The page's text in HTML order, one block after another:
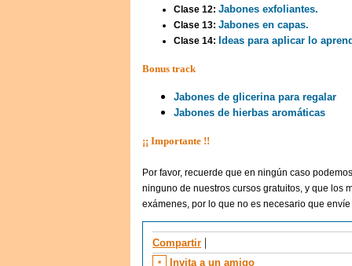
Clase 12: Jabones exfoliantes.
Clase 13: Jabones en capas.
Clase 14: Ideas para aplicar lo
Bonus track
Jabones de glicerina para regalar
Jabones de hierbas aromáticas
¡¡ Importante !!
Por favor, recuerde que en ningún caso
ninguno de nuestros cursos gratuitos, y que los
exámenes, por lo que no es necesario que
Compartir |
* Invitaa un amigo